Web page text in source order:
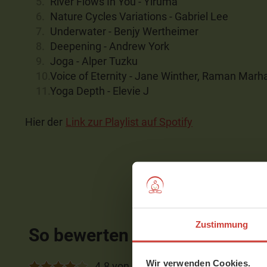
Zustimmung
Wir verwenden Cookies.
Nature Cycles Variations - Gabriel Lee
Underwater - Benjy Wertheimer
Deepening - Andrew York
Joga - Alper Tuzku
Voice of Eternity - Jane Winther, Raman
Yoga Depth - Elevie J
Hier der Link zur Playlist auf Spotify
So bewerten Mitglieder dieses